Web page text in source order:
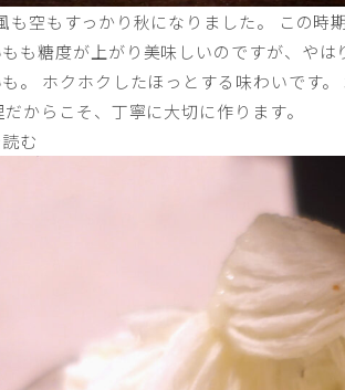
も空もすっかり秋になりました。 この
も糖度が上がり美味しいのですが、や
。 ホクホクしたほっとする味わいです
からこそ、丁寧に大切に作ります。
む